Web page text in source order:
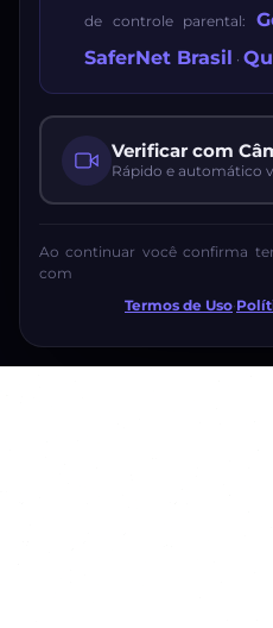
de controle parental:
SaferNet Brasil ·
Verificar com
Rápido e automático
Ao continuar você confirma
com
Termos de Uso·